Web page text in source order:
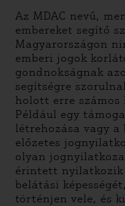
Az MDAC nevű,
embereket segítő
Magyarországon
emberi jogok
gondnokságnak
segítségre
holott erre számos
Például egy
létrehozása vagy a
előzetes
olyan
érintett
belátási
történjen vele, és